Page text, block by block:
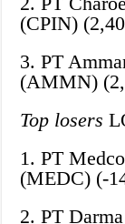
(CPIN)
3. PT
(AMMN)
Top losers
1. PT
(MEDC) (-
2. PT